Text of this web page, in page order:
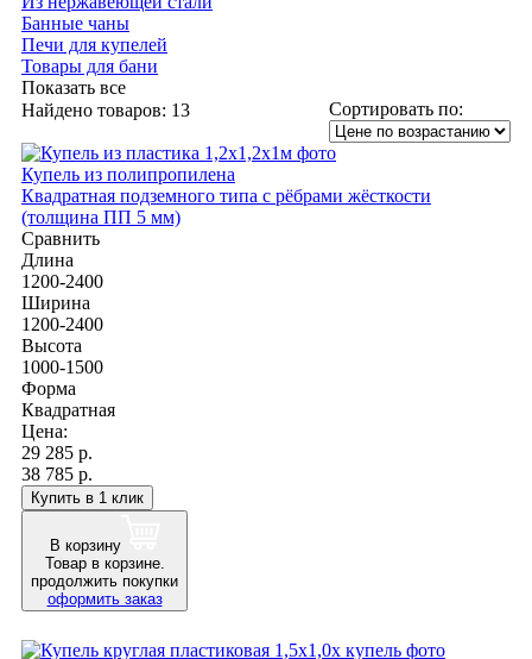
Банные чаны
Печи для купелей
Товары для бани
Показать все
Найдено товаров: 13 Сортировать по:
Купель из полипропилена
Квадратная подземного типа с рёбрами жёсткости
(толщина ПП 5 мм)
Сравнить
Длина
1200-2400
Ширина
1200-2400
Высота
1000-1500
Форма
Квадратная
Цена:
29 285 р.
38 785 р.
Купить в 1 клик
В корзину
Товар в корзине.
продолжить покупки
оформить заказ